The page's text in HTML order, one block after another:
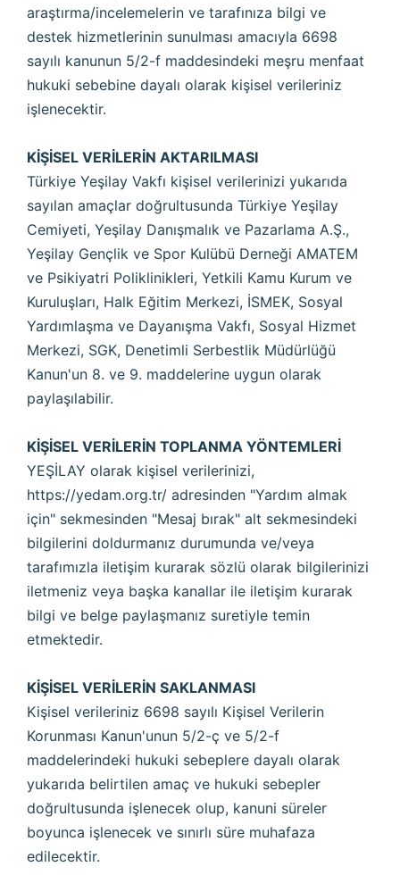
araştırma/incelemelerin ve tarafınıza bilgi ve
destek hizmetlerinin sunulması amacıyla 6698
sayılı kanunun 5/2-f maddesindeki meşru menfaat
hukuki sebebine dayalı olarak kişisel verileriniz
işlenecektir.
KİŞİSEL VERİLERİN AKTARILMASI
Türkiye Yeşilay Vakfı kişisel verilerinizi yukarıda
sayılan amaçlar doğrultusunda Türkiye Yeşilay
Cemiyeti, Yeşilay Danışmalık ve Pazarlama A.Ş.,
Yeşilay Gençlik ve Spor Kulübü Derneği AMATEM
ve Psikiyatri Poliklinikleri, Yetkili Kamu Kurum ve
Kuruluşları, Halk Eğitim Merkezi, İSMEK, Sosyal
Yardımlaşma ve Dayanışma Vakfı, Sosyal Hizmet
Merkezi, SGK, Denetimli Serbestlik Müdürlüğü
Kanun'un 8. ve 9. maddelerine uygun olarak
paylaşılabilir.
KİŞİSEL VERİLERİN TOPLANMA YÖNTEMLERİ
YEŞİLAY olarak kişisel verilerinizi,
https://yedam.org.tr/ adresinden "Yardım almak
için" sekmesinden "Mesaj bırak" alt sekmesindeki
bilgilerini doldurmanız durumunda ve/veya
tarafımızla iletişim kurarak sözlü olarak bilgilerinizi
iletmeniz veya başka kanallar ile iletişim kurarak
bilgi ve belge paylaşmanız suretiyle temin
etmektedir.
KİŞİSEL VERİLERİN SAKLANMASI
Kişisel verileriniz 6698 sayılı Kişisel Verilerin
Korunması Kanun'unun 5/2-ç ve 5/2-f
maddelerindeki hukuki sebeplere dayalı olarak
yukarıda belirtilen amaç ve hukuki sebepler
doğrultusunda işlenecek olup, kanuni süreler
boyunca işlenecek ve sınırlı süre muhafaza
edilecektir.